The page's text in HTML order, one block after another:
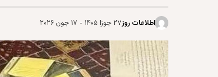
اطلاعات روز۲۷ جوزا ۱۴۰۵ - ۱۷ جون ۲۰۲۶